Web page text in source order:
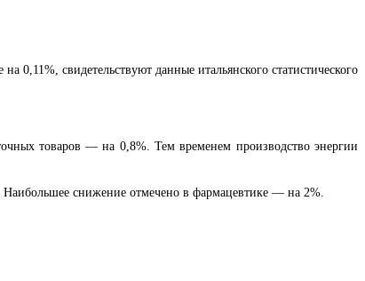
свидетельствуют данные итальянского статистического
товаров — на 0,8%. Тем временем производство энергии
снижение отмечено в фармацевтике — на 2%.